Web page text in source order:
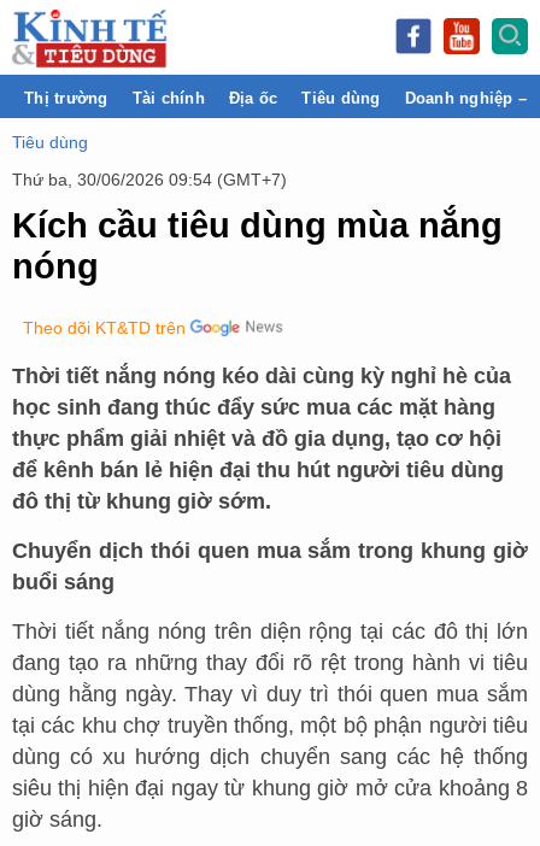
Thị trường Tài chính Địa ốc Tiêu dùng Doanh nghiệp –
Tiêu dùng
Thứ ba, 30/06/2026 09:54 (GMT+7)
Kích cầu tiêu dùng mùa nắng
nóng
Theo dõi KT&TD trên
Thời tiết nắng nóng kéo dài cùng kỳ nghỉ hè của
học sinh đang thúc đẩy sức mua các mặt hàng
thực phẩm giải nhiệt và đồ gia dụng, tạo cơ hội
để kênh bán lẻ hiện đại thu hút người tiêu dùng
đô thị từ khung giờ sớm.
Chuyển dịch thói quen mua sắm trong khung giờ
buổi sáng
Thời tiết nắng nóng trên diện rộng tại các đô thị lớn
đang tạo ra những thay đổi rõ rệt trong hành vi tiêu
dùng hằng ngày. Thay vì duy trì thói quen mua sắm
tại các khu chợ truyền thống, một bộ phận người tiêu
dùng có xu hướng dịch chuyển sang các hệ thống
siêu thị hiện đại ngay từ khung giờ mở cửa khoảng 8
giờ sáng.